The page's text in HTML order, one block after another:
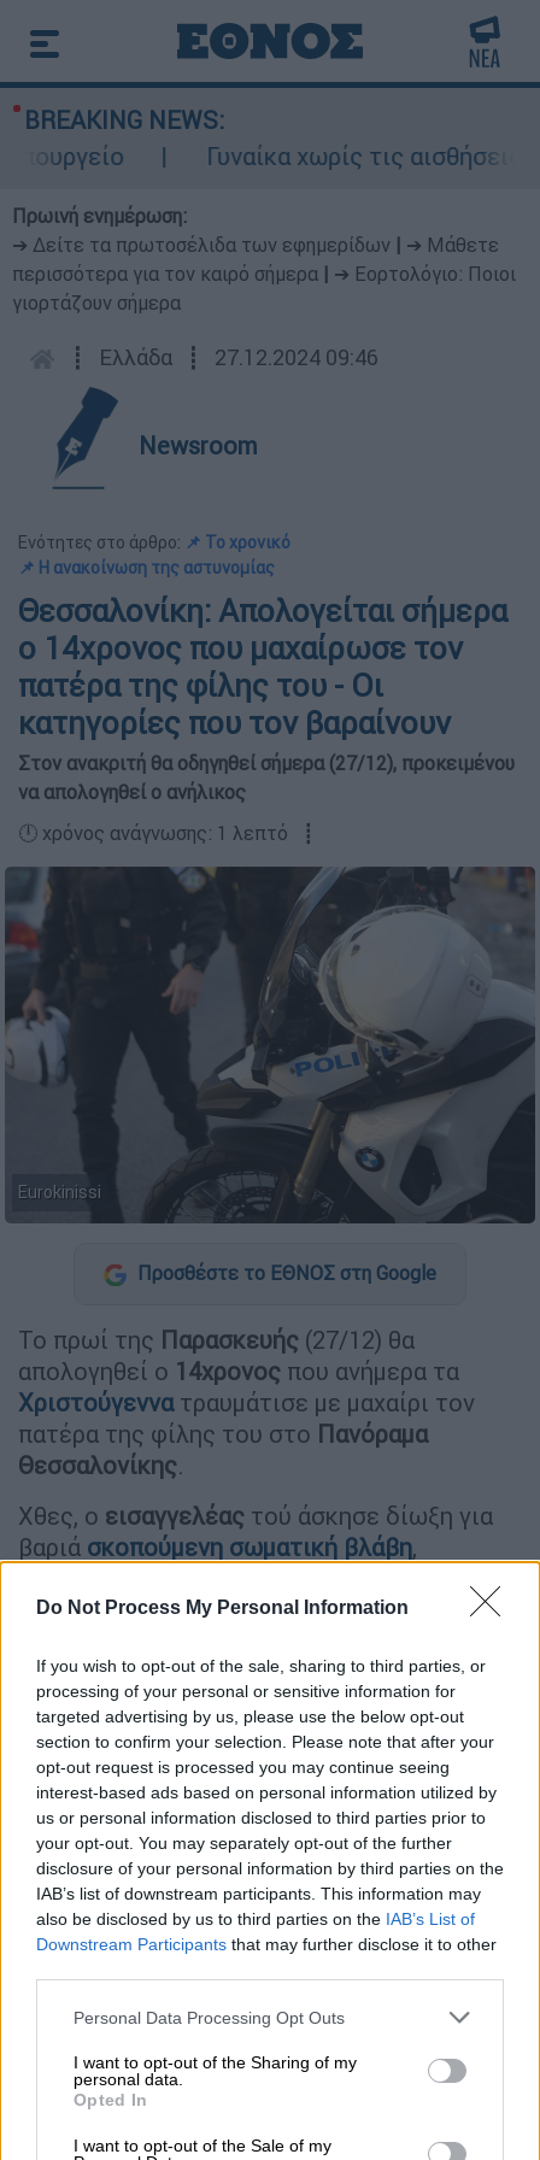
Do Not Process My Personal Information
If you wish to opt-out of the sale, sharing to third parties, or
processing of your personal or sensitive information for
targeted advertising by us, please use the below opt-out
section to confirm your selection. Please note that after your
opt-out request is processed you may continue seeing
interest-based ads based on personal information utilized by
us or personal information disclosed to third parties prior to
your opt-out. You may separately opt-out of the further
disclosure of your personal information by third parties on the
IAB’s list of downstream participants. This information may
also be disclosed by us to third parties on the IAB’s List of
Downstream Participants that may further disclose it to other
Please note that this website/app uses one or more Google
not limited to your visit or usage behaviour. You may click to
grant or deny consent to Google and its third-party tags to
use your data for below specified purposes in below Google
consent section.
Personal Data Processing Opt Outs
I want to opt-out of the Sharing of my
personal data.
Opted In
I want to opt-out of the Sale of my
BREAKING NEWS:
Γυναίκα χωρίς τις αισθήσεις
Πρωινή ενημέρωση:
➔ Δείτε τα πρωτοσέλιδα των εφημερίδων
➔ Μάθετε
περισσότερα για τον καιρό σήμερα
➔ Εορτολόγιο: Ποιοι
γιορτάζουν σήμερα
┋ Ελλάδα ┋ 27.12.2024 09:46
Newsroom
Ενότητες στο άρθρο: 📌 To χρονικό
📌 Η ανακοίνωση της αστυνομίας
Θεσσαλονίκη: Απολογείται σήμερα
ο 14χρονος που μαχαίρωσε τον
πατέρα της φίλης του - Οι
κατηγορίες που τον βαραίνουν
Στον ανακριτή θα οδηγηθεί σήμερα (27/12), προκειμένου
να απολογηθεί ο ανήλικος
🕛 χρόνος ανάγνωσης: 1 λεπτό ┋
Eurokinissi
Προσθέστε το ΕΘΝΟΣ στη Google
Το πρωί της Παρασκευής (27/12) θα
απολογηθεί ο 14χρονος που ανήμερα τα
Χριστούγεννα τραυμάτισε με μαχαίρι τον
πατέρα της φίλης του στο Πανόραμα
Θεσσαλονίκης.
Χθες, ο εισαγγελέας τού άσκησε δίωξη για
βαριά σκοπούμενη σωματική βλάβη,
Το περιστατικό συνέβη σε περιοχή του
Πανοράματος, όταν μετά απόδιαπληκτισμό
που είχε ο 64χρονος με την 16χρονη κόρη
του, το ανήλικο αγόρι τουεπιτέθηκε με
μαχαίριτραυματίζοντάς τον στην οσφυϊκή
χώρα.
ΔΙΑΒΑΣΤΕ ΕΠΙΣΗΣ
26.12.2024 13:45
κυκλοφορία στην παραλιακή οδό
Καλάμου – Ωρωπού